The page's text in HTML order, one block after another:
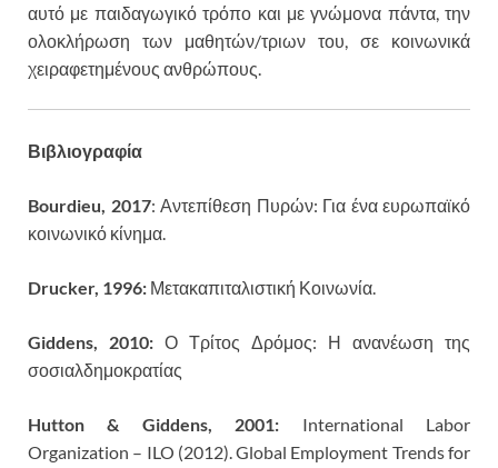
αυτό με παιδαγωγικό τρόπο και με γνώμονα πάντα, την
ολοκλήρωση των μαθητών/τριων του, σε κοινωνικά
χειραφετημένους ανθρώπους.
Βιβλιογραφία
Bourdieu, 2017: Αντεπίθεση Πυρών: Για ένα ευρωπαϊκό
κοινωνικό κίνημα.
Drucker, 1996: Μετακαπιταλιστική Κοινωνία.
Giddens, 2010: Ο Τρίτος Δρόμος: Η ανανέωση της
σοσιαλδημοκρατίας
Hutton & Giddens, 2001: International Labor
Organization – ILO (2012). Global Employment Trends for